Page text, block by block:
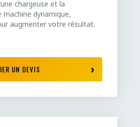
chargeuse et la
machine dynamique,
augmenter votre résultat.
UN DEVIS